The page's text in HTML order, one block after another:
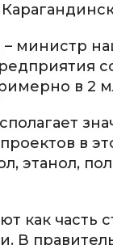
министр
в 2
в
этанол,
как